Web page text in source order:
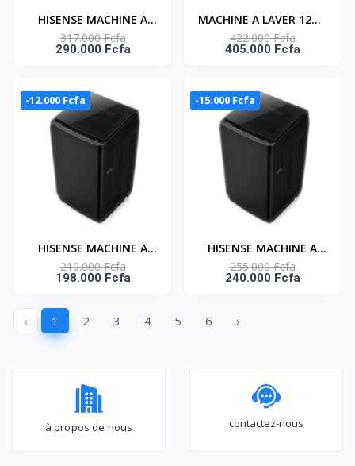
HISENSE MACHINE A
LAVER 12KG FRONT
LOAD PREMIUM BLACK
WF5S1243BB
317.000 Fcfa
290.000 Fcfa
MACHINE A LAVER 12KG
FRONT LOAD PREMIUM
BLACK - AI SUPER WASH
422.000 Fcfa
405.000 Fcfa
-12.000 Fcfa
HISENSE MACHINE A
LAVER 11KG TOP LOAD
BUBBLE CLEAN -
AUTOMATIQUE -
WT3K1123UB
210.000 Fcfa
198.000 Fcfa
-15.000 Fcfa
HISENSE MACHINE A
LAVER 14KG TOP LOAD
BUBBLE CLEAN -
WT3K1423UB
255.000 Fcfa
240.000 Fcfa
‹ 1 2 3 4 5 6 ›
à propos de nous contactez-nous